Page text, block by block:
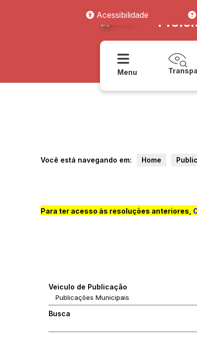
Acessibilidade
Menu
Você está navegando em: Home
Para ter acesso às resoluções anteriores,
Veiculo de Publicação
Busca